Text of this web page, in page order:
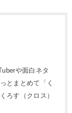
や面白ネタ
とまとめて「く
ろす（クロス）